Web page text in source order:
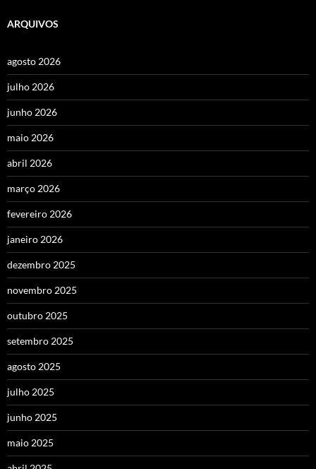
ARQUIVOS
agosto 2026
julho 2026
junho 2026
maio 2026
abril 2026
março 2026
fevereiro 2026
janeiro 2026
dezembro 2025
novembro 2025
outubro 2025
setembro 2025
agosto 2025
julho 2025
junho 2025
maio 2025